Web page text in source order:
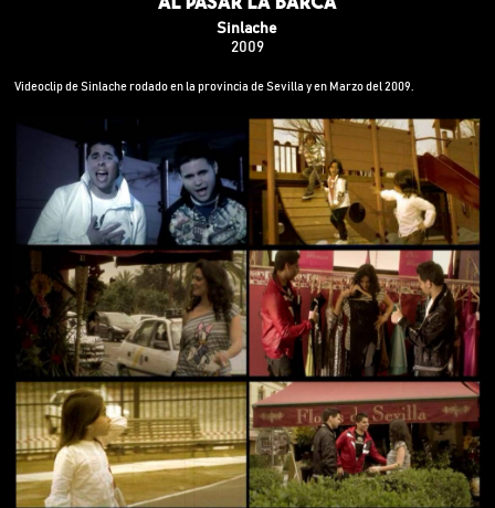
Al pasar la barca
Sinlache
2009
Videoclip de Sinlache rodado en la provincia de Sevilla y en Marzo del 2009.